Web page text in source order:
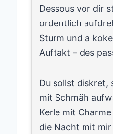
Dessous vor dir
ordentlich
Sturm und a
Auftakt – des
Du sollst diskret,
mit Schmäh
Kerle mit Charme
die Nacht mit